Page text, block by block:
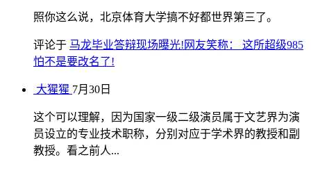
照你这么说，北京体育大学搞不好都世界第三了。
评论于 马龙毕业答辩现场曝光!网友笑称： 这所超级985
怕不是要改名了!
大猩猩 7月30日
这个可以理解，因为国家一级二级演员属于文艺界为演
员设立的专业技术职称，分别对应于学术界的教授和副
教授。看之前人...